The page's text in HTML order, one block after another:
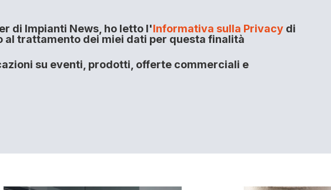
di Impianti News, ho letto l'Informativa sulla Privacydi
al trattamento dei miei dati per questa finalità
su eventi, prodotti, offerte commerciali e